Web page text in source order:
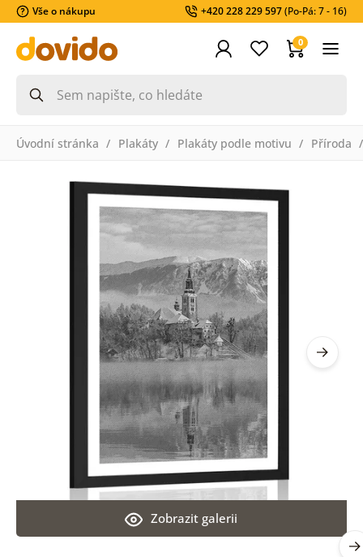
Vše o nákupu +420 228 229 597(Po-Pá: 7 - 16)
0
Úvodní stránka Plakáty Plakáty podle motivu Příroda
Zobrazit galerii